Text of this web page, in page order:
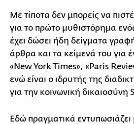
Με τίποτα δεν μπορείς να
για το πρώτο μυθιστόρημα
έχει δώσει ήδη δείγματα
άρθρα και τα κείμενά του για
«New York Times», «Paris
ενώ είναι ο ιδρυτής της
για την κοινωνική
Εδώ πραγματικά